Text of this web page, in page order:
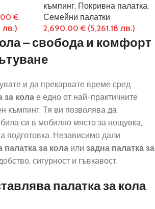
€
лв.)
къмпинг, Покривна палатка,
Семейни палатки
2,690.00€ (5,261.18 лв.)
– свобода и комфорт
и да прекарвате време сред
за кола е едно от най-практичните
къмпинг. Тя ви позволява да
си в мобилно място за нощувка,
подготовка. Независимо дали
палатка за кола или задна палатка за
сигурност и гъвкавост.
палатка за кола